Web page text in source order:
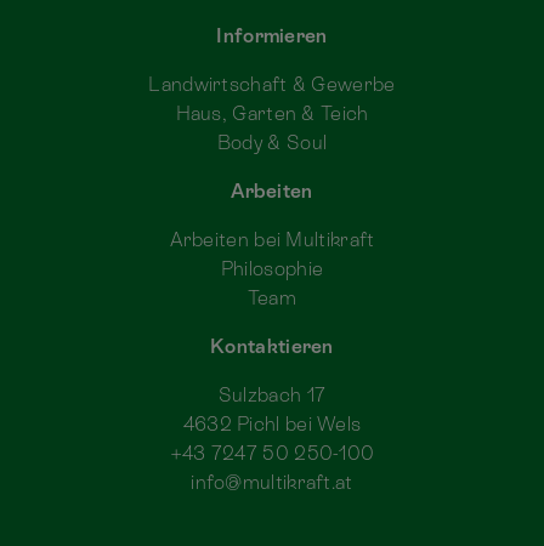
Informieren
Landwirtschaft & Gewerbe
Haus, Garten & Teich
Body & Soul
Arbeiten
Arbeiten bei Multikraft
Philosophie
Team
Kontaktieren
Sulzbach 17
4632 Pichl bei Wels
+43 7247 50 250-100
info@multikraft.at